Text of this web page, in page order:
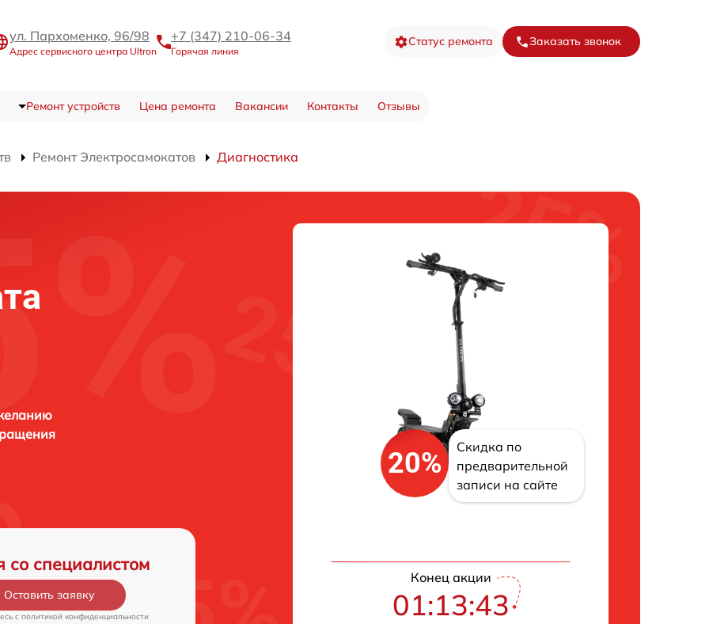
ул. Пархоменко, 96/98
Адрес сервисного центра Ultron
+7 (347) 210-06-34
Горячая линия
Статус ремонта Заказать звонок
Ремонт устройств Цена ремонта Вакансии Контакты Отзывы
Ремонт Электросамокатов Диагностика
со специалистом
Оставить заявку
c политикой конфиденциальности
20%
Скидка по
предварительной
записи на сайте
Конец акции
01:13:43